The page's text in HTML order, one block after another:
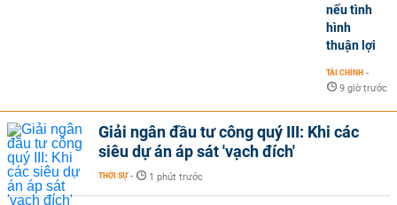
nếu tình
hình
thuận lợi
TÀI CHÍNH -
9 giờ trước
Giải ngân đầu tư công quý III: Khi các
siêu dự án áp sát 'vạch đích'
THỜI SỰ - 1 phút trước